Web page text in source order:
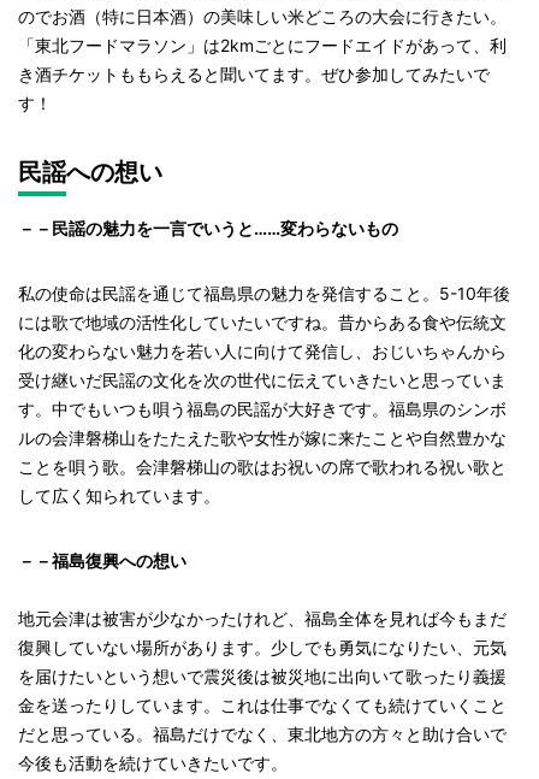
のでお酒（特に日本酒）の美味しい米どころの大会に行きたい。
「東北フードマラソン」は2kmごとにフードエイドがあって、利
き酒チケットももらえると聞いてます。ぜひ参加してみたいで
す！
民謡への想い
－－民謡の魅力を一言でいうと……変わらないもの
私の使命は民謡を通じて福島県の魅力を発信すること。5-10年後
には歌で地域の活性化していたいですね。昔からある食や伝統文
化の変わらない魅力を若い人に向けて発信し、おじいちゃんから
受け継いだ民謡の文化を次の世代に伝えていきたいと思っていま
す。中でもいつも唄う福島の民謡が大好きです。福島県のシンボ
ルの会津磐梯山をたたえた歌や女性が嫁に来たことや自然豊かな
ことを唄う歌。会津磐梯山の歌はお祝いの席で歌われる祝い歌と
して広く知られています。
－－福島復興への想い
地元会津は被害が少なかったけれど、福島全体を見れば今もまだ
復興していない場所があります。少しでも勇気になりたい、元気
を届けたいという想いで震災後は被災地に出向いて歌ったり義援
金を送ったりしています。これは仕事でなくても続けていくこと
だと思っている。福島だけでなく、東北地方の方々と助け合いで
今後も活動を続けていきたいです。